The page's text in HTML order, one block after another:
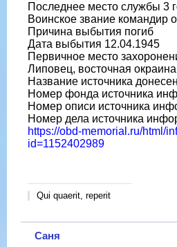
Последнее место службы 3
Воинское звание командир
Причина выбытия погиб
Дата выбытия 12.04.1945
Первичное место
Липовец, восточная окраина
Название источника
Номер фонда источника
Номер описи источника
Номер дела источника
https://obd-memorial.ru/html/
id=1152402989
Qui quaerit, reperit
Саня